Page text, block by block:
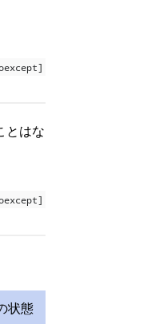
とはな
状態